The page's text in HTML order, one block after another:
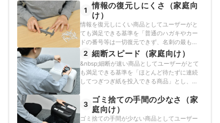
1 情報の復元しにくさ（家庭向
け）
情報を復元しにくい商品としてユーザーがと
ても満足できる基準を「普通のハガキやカー
ドの番号等は一切復元できず、名刺の最も細
かい字も再現してみることが難しい商品」と
し、以下の方法で各商品の検証を行いまし
た。
2 細断スピード（家庭向け）
&nbsp;細断が速い商品としてユーザーがとて
も満足できる基準を「ほとんど待たずに連続
してつぎつぎ紙を投入できる商品」とし、以
3 ゴミ捨ての手間の少なさ（家
庭向け）
ゴミ捨ての手間が少ない商品としてユーザー